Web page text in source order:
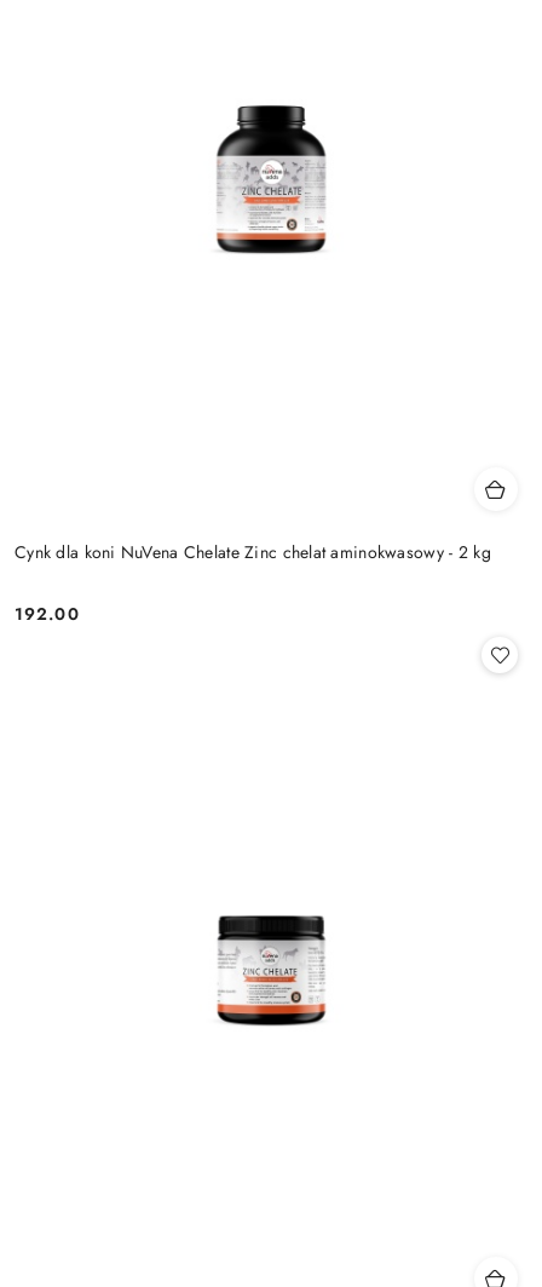
Cynk dla koni NuVena Chelate Zinc chelat aminokwasowy - 2 kg
Cena:
192.00